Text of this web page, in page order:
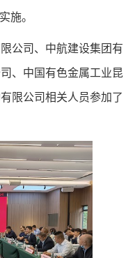
施。
公司、中航建设集团有
、中国有色金属工业昆
限公司相关人员参加了